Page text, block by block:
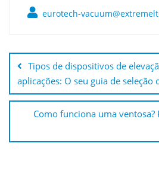
eurotech-
Tipos de dispositivos de
aplicações: O seu guia de seleção
Como funciona uma ventosa?